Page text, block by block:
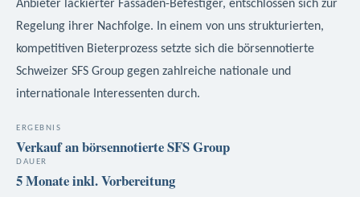
Anbieter lackierter Fassaden-Befestiger, entschlossen sich zur
Regelung ihrer Nachfolge. In einem von uns strukturierten,
kompetitiven Bieterprozess setzte sich die börsennotierte
Schweizer SFS Group gegen zahlreiche nationale und
internationale Interessenten durch.
ERGEBNIS
Verkauf an börsennotierte SFS Group
DAUER
5 Monate inkl. Vorbereitung